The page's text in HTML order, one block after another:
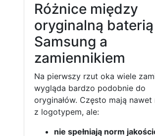
Różnice między
oryginalną baterią
Samsung a
zamiennikiem
Na pierwszy rzut oka wiele
wygląda bardzo podobnie do
oryginałów. Często mają nawet
z logotypem, ale:
nie spełniają norm